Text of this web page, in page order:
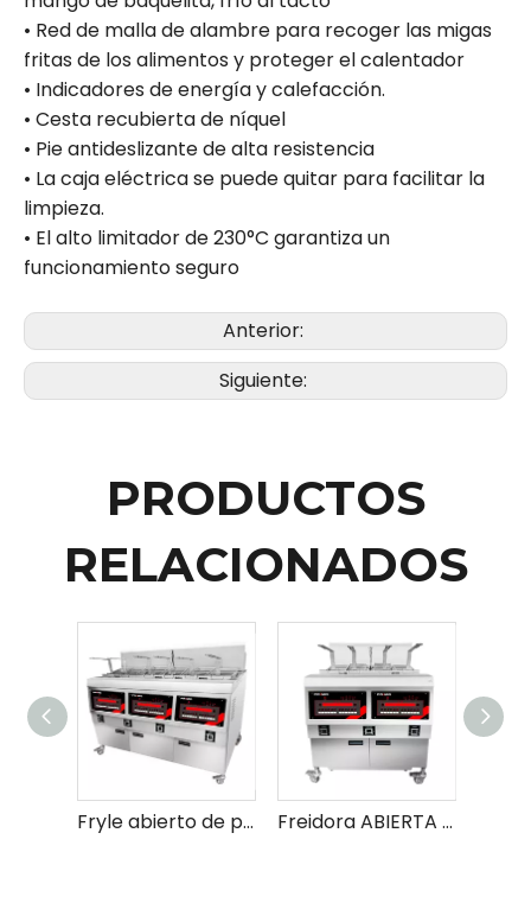
• Red de malla de alambre para recoger las migas
fritas de los alimentos y proteger el calentador
• Indicadores de energía y calefacción.
• Cesta recubierta de níquel
• Pie antideslizante de alta resistencia
• La caja eléctrica se puede quitar para facilitar la
limpieza.
• El alto limitador de 230°C garantiza un
funcionamiento seguro
Anterior:
Siguiente:
PRODUCTOS
RELACIONADOS
Fryle abierto de pollo frito eléctrico y gas Freidora ABIERTA DE ELECTRICA Y GAS INDUSTRIALES